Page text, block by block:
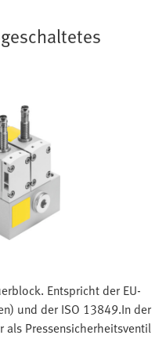
Entspricht der EU-
und der ISO 13849.In der
als Pressensicherheitsventil